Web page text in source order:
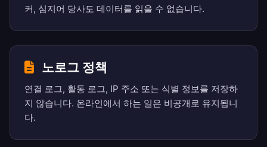
커, 심지어 당사도 데이터를 읽을 수 없습니다.
노로그 정책
연결 로그, 활동 로그, IP 주소 또는 식별 정보를 저장하
지 않습니다. 온라인에서 하는 일은 비공개로 유지됩니
다.